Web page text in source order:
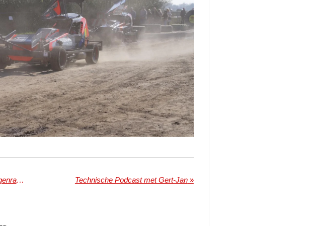
8 Juni ACON Sint Maarten ''Regenrace: Gert-Jan Scoort!'' Technische Podcast met Gert-Jan»